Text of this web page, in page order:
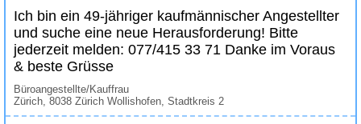
Ich bin ein 49-jähriger kaufmännischer Angestellter
und suche eine neue Herausforderung! Bitte
jederzeit melden: 077/415 33 71 Danke im Voraus
& beste Grüsse
Büroangestellte/Kauffrau
Zürich, 8038 Zürich Wollishofen, Stadtkreis 2